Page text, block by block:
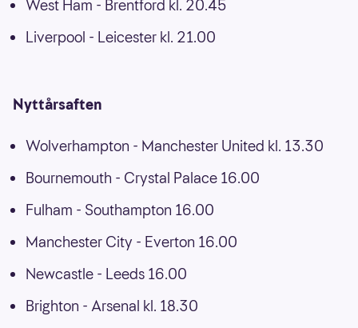
West Ham - Brentford kl. 20.45
Liverpool - Leicester kl. 21.00
Nyttårsaften
Wolverhampton - Manchester United kl. 13.30
Bournemouth - Crystal Palace 16.00
Fulham - Southampton 16.00
Manchester City - Everton 16.00
Newcastle - Leeds 16.00
Brighton - Arsenal kl. 18.30